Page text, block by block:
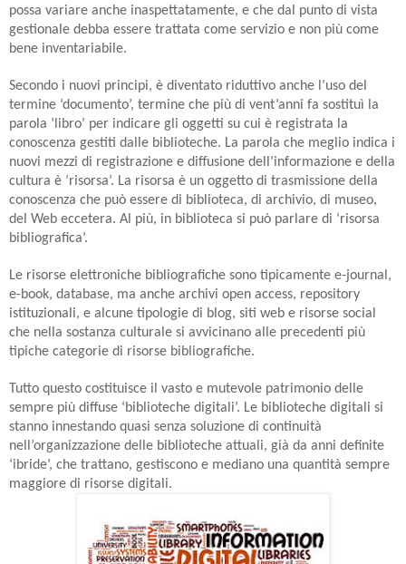
possa variare anche inaspettatamente, e che dal punto di vista
gestionale debba essere trattata come servizio e non più come
bene inventariabile.
Secondo i nuovi principi, è diventato riduttivo anche l’uso del
termine ‘documento’, termine che più di vent’anni fa sostituì la
parola ‘libro’ per indicare gli oggetti su cui è registrata la
conoscenza gestiti dalle biblioteche. La parola che meglio indica i
nuovi mezzi di registrazione e diffusione dell’informazione e della
cultura è ‘risorsa’. La risorsa è un oggetto di trasmissione della
conoscenza che può essere di biblioteca, di archivio, di museo,
del Web eccetera. Al più, in biblioteca si può parlare di ‘risorsa
bibliografica’.
Le risorse elettroniche bibliografiche sono tipicamente e-journal,
e-book, database, ma anche archivi open access, repository
istituzionali, e alcune tipologie di blog, siti web e risorse social
che nella sostanza culturale si avvicinano alle precedenti più
tipiche categorie di risorse bibliografiche.
Tutto questo costituisce il vasto e mutevole patrimonio delle
sempre più diffuse ‘biblioteche digitali’. Le biblioteche digitali si
stanno innestando quasi senza soluzione di continuità
nell’organizzazione delle biblioteche attuali, già da anni definite
‘ibride’, che trattano, gestiscono e mediano una quantità sempre
maggiore di risorse digitali.